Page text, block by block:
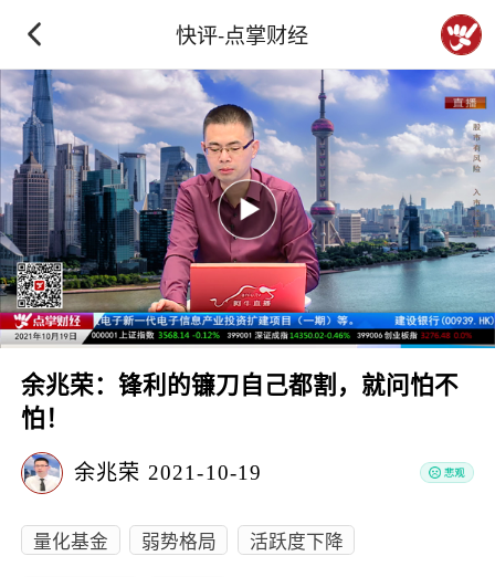
快评-点掌财经
余兆荣：锋利的镰刀自己都割，就问怕不
怕！
余兆荣 2021-10-19
量化基金 弱势格局
活跃度下降